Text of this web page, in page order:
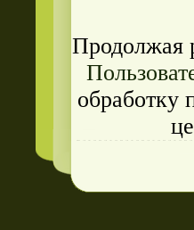
Продолжая
обработку